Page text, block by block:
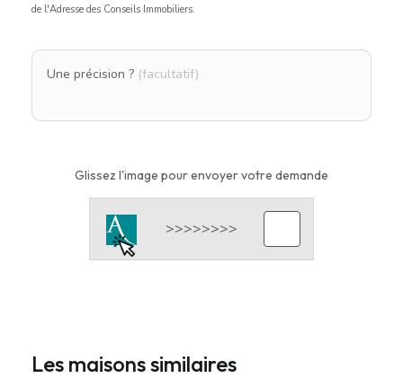
de l'Adresse des Conseils Immobiliers.
Une précision ? (facultatif)
Glissez l'image pour envoyer votre demande
Les maisons similaires